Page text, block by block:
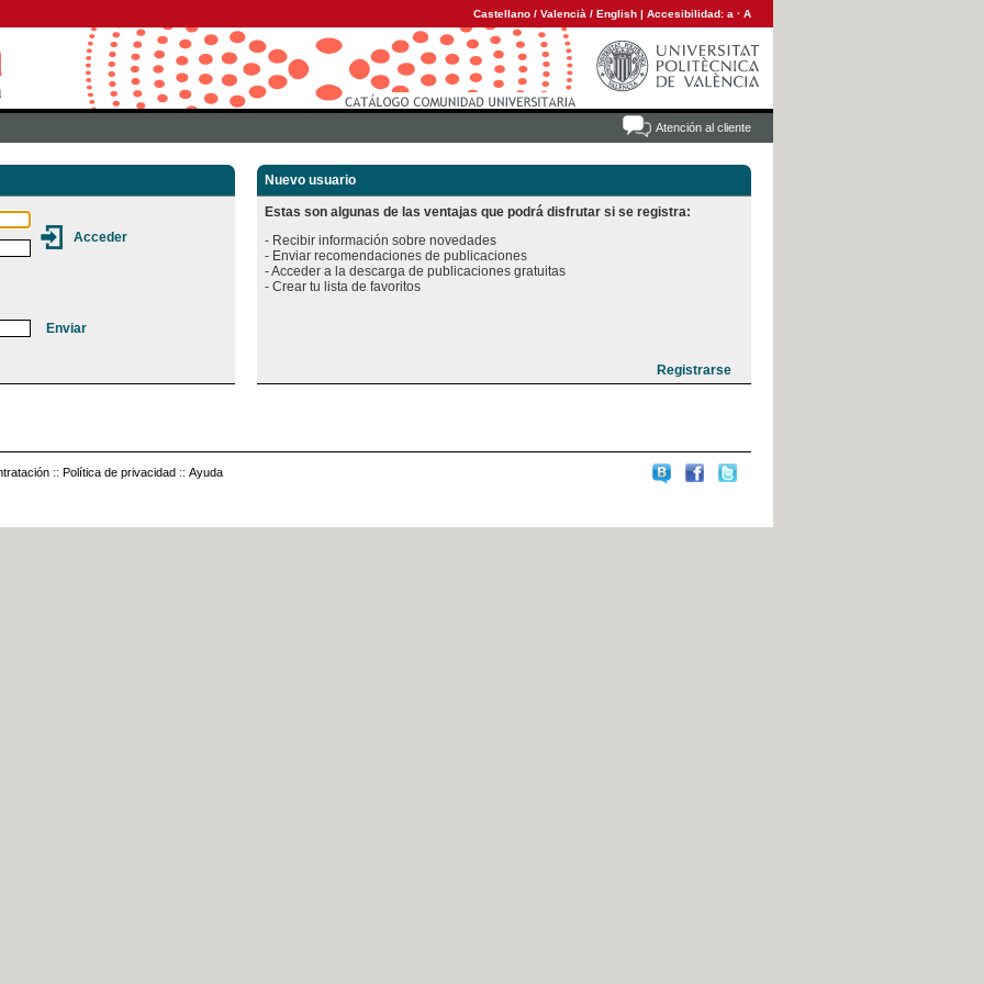
Castellano / Valencià / English | Accesibilidad: a · A
Atención al cliente
Nuevo usuario
Estas son algunas de las ventajas que podrá disfrutar si se registra:
- Recibir información sobre novedades
- Enviar recomendaciones de publicaciones
- Acceder a la descarga de publicaciones gratuitas
:: Política de privacidad :: Ayuda